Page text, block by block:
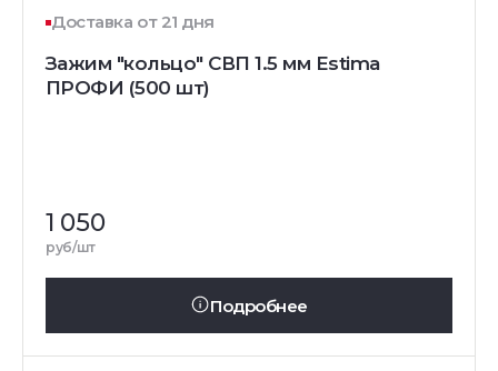
Доставка от 21 дня
Зажим "кольцо" СВП 1.5 мм Estima
ПРОФИ (500 шт)
1 050
руб/шт
Подробнее